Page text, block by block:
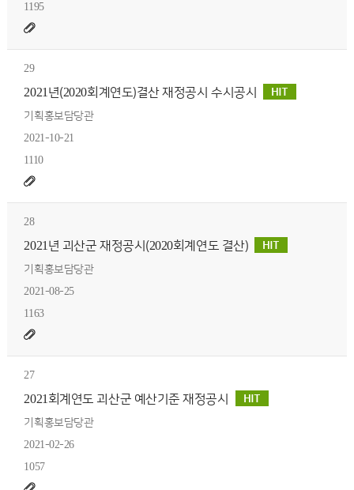
1195
29
2021년(2020회계연도)결산 재정공시 수시공시
기획홍보담당관
2021-10-21
1110
28
2021년 괴산군 재정공시(2020회계연도 결산)
기획홍보담당관
2021-08-25
1163
27
2021회계연도 괴산군 예산기준 재정공시
기획홍보담당관
2021-02-26
1057